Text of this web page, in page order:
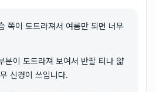
쪽이 도드라져서 여름만 되면 너무
분이 도드라져 보여서 반팔 티나 얇
신경이 쓰입니다.